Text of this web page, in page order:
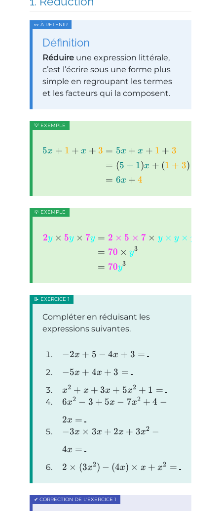
Définition
Réduire une expression littérale,
c’est l’écrire sous une forme plus
simple en regroupant les termes
et les facteurs qui la composent.
5x + 1 + x + 3 = 5x + x + 1 + 3
= (5 + 1)x + (1 + 3)
= 6x + 4
2y × 5y × 7y = 2 × 5 × 7 × y × y × y
= 70 × y3
= 70y3
Compléter en réduisant les
expressions suivantes.
−2x + 5 − 4x + 3 =
−5x + 4x + 3 =
x2 + x + 3x + 5x2 + 1 =
6x2 − 3 + 5x − 7x2 + 4 −
2x =
−3x × 3x + 2x + 3x2 −
4x =
2 × (3x2) − (4x) × x + x2 =